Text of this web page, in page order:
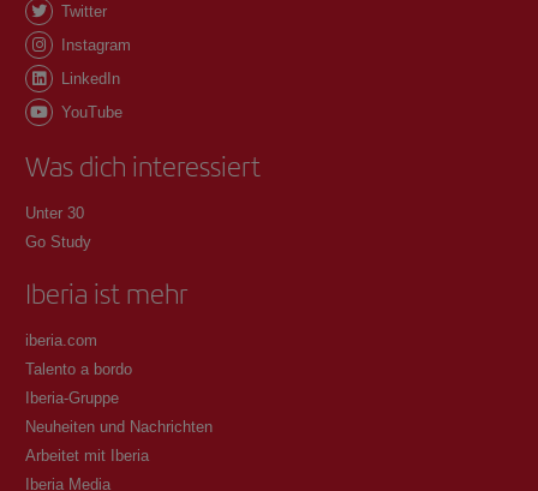
Twitter
Instagram
LinkedIn
YouTube
Was dich interessiert
Unter 30
Go Study
Iberia ist mehr
iberia.com
Talento a bordo
Iberia-Gruppe
Neuheiten und Nachrichten
Arbeitet mit Iberia
Iberia Media